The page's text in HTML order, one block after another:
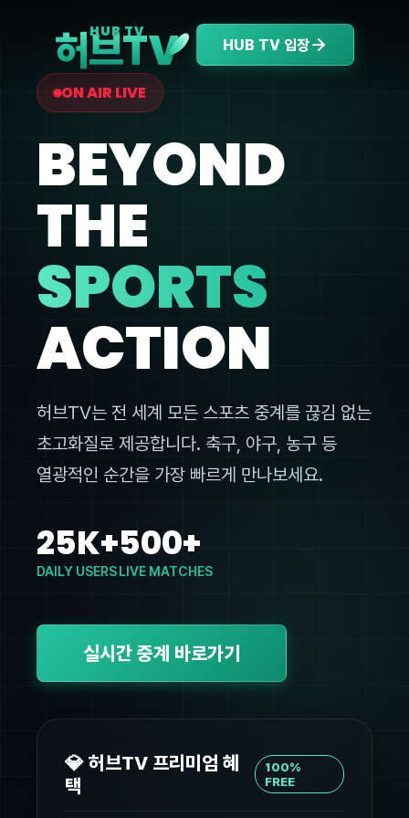
HUB TV
허브TV HUB TV 입장
ON AIR LIVE
BEYOND
THE
SPORTS
ACTION
허브TV는 전 세계 모든 스포츠 중계를 끊김 없는
초고화질로 제공합니다. 축구, 야구, 농구 등
열광적인 순간을 가장 빠르게 만나보세요.
25K+
DAILY USERS
500+
LIVE MATCHES
실시간 중계 바로가기
💎 허브TV 프리미엄 혜
택
100%
FREE